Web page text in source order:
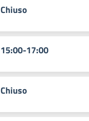
Chiuso
15:00-17:00
Chiuso